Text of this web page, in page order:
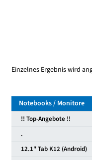
Einzelnes Ergebnis wird
Notebooks / Monitore
!! Top-Angebote !!
.
12.1" Tab K12 (Android)